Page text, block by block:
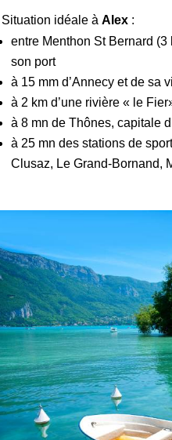
Situation idéale à Alex:
entre Menthon St Bernard
son port
à 15 mm d’Annecy et de sa
à 2 km d’une rivière « le
à 8 mn de Thônes, capitale
à 25 mn des stations de
Clusaz, Le Grand-Bornand,